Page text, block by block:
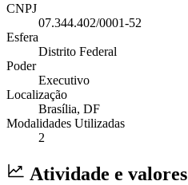
CNPJ
07.344.402/0001-52
Esfera
Distrito Federal
Poder
Executivo
Localização
Brasília, DF
Modalidades Utilizadas
2
Atividade e valores